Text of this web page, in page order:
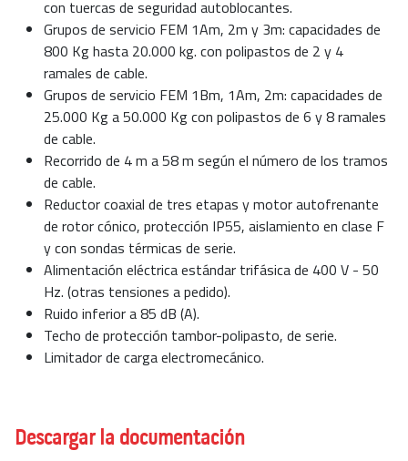
con tuercas de seguridad autoblocantes.
Grupos de servicio FEM 1Am, 2m y 3m: capacidades de
800 Kg hasta 20.000 kg. con polipastos de 2 y 4
ramales de cable.
Grupos de servicio FEM 1Bm, 1Am, 2m: capacidades de
25.000 Kg a 50.000 Kg con polipastos de 6 y 8 ramales
de cable.
Recorrido de 4 m a 58 m según el número de los tramos
de cable.
Reductor coaxial de tres etapas y motor autofrenante
de rotor cónico, protección IP55, aislamiento en clase F
y con sondas térmicas de serie.
Alimentación eléctrica estándar trifásica de 400 V - 50
Hz. (otras tensiones a pedido).
Ruido inferior a 85 dB (A).
Techo de protección tambor-polipasto, de serie.
Limitador de carga electromecánico.
Descargar la documentación